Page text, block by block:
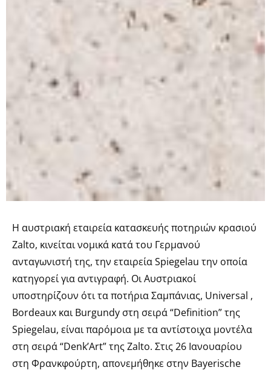
Η αυστριακή εταιρεία κατασκευής ποτηριών κρασιού
Zalto, κινείται νομικά κατά του Γερμανού
ανταγωνιστή της, την εταιρεία Spiegelau την οποία
κατηγορεί για αντιγραφή. Οι Αυστριακοί
υποστηρίζουν ότι τα ποτήρια Σαμπάνιας, Universal ,
Bordeaux και Burgundy στη σειρά “Definition” της
Spiegelau, είναι παρόμοια με τα αντίστοιχα μοντέλα
στη σειρά “Denk’Art” της Zalto. Στις 26 Ιανουαρίου
στη Φρανκφούρτη, απονεμήθηκε στην Bayerische